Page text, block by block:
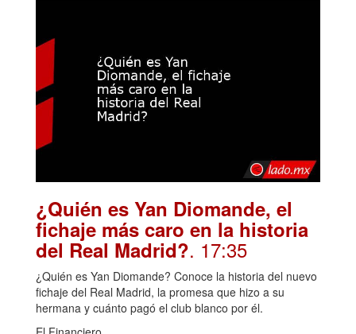
¿Quién es Yan Diomande, el
fichaje más caro en la historia
del Real Madrid?. 17:35
¿Quién es Yan Diomande? Conoce la historia del nuevo
fichaje del Real Madrid, la promesa que hizo a su
hermana y cuánto pagó el club blanco por él.